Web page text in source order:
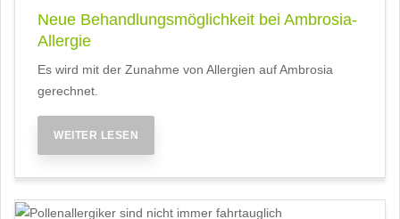
Neue Behandlungsmöglichkeit bei Ambrosia-
Allergie
Es wird mit der Zunahme von Allergien auf Ambrosia
gerechnet.
WEITER LESEN